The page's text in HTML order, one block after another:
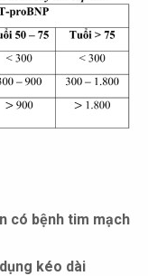
có bệnh tim mạch
kéo dài